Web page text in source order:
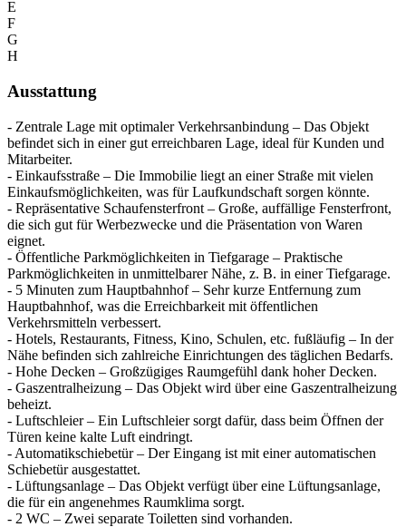
E
F
G
H
Ausstattung
- Zentrale Lage mit optimaler Verkehrsanbindung – Das Objekt
befindet sich in einer gut erreichbaren Lage, ideal für Kunden und
Mitarbeiter.
- Einkaufsstraße – Die Immobilie liegt an einer Straße mit vielen
Einkaufsmöglichkeiten, was für Laufkundschaft sorgen könnte.
- Repräsentative Schaufensterfront – Große, auffällige Fensterfront,
die sich gut für Werbezwecke und die Präsentation von Waren
eignet.
- Öffentliche Parkmöglichkeiten in Tiefgarage – Praktische
Parkmöglichkeiten in unmittelbarer Nähe, z. B. in einer Tiefgarage.
- 5 Minuten zum Hauptbahnhof – Sehr kurze Entfernung zum
Hauptbahnhof, was die Erreichbarkeit mit öffentlichen
Verkehrsmitteln verbessert.
- Hotels, Restaurants, Fitness, Kino, Schulen, etc. fußläufig – In der
Nähe befinden sich zahlreiche Einrichtungen des täglichen Bedarfs.
- Hohe Decken – Großzügiges Raumgefühl dank hoher Decken.
- Gaszentralheizung – Das Objekt wird über eine Gaszentralheizung
beheizt.
- Luftschleier – Ein Luftschleier sorgt dafür, dass beim Öffnen der
Türen keine kalte Luft eindringt.
- Automatikschiebetür – Der Eingang ist mit einer automatischen
Schiebetür ausgestattet.
- Lüftungsanlage – Das Objekt verfügt über eine Lüftungsanlage,
die für ein angenehmes Raumklima sorgt.
- 2 WC – Zwei separate Toiletten sind vorhanden.